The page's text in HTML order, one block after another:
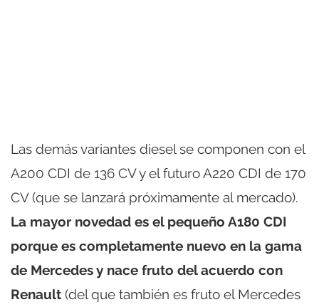
Las demás variantes diesel se componen con el
A200 CDI de 136 CV y el futuro A220 CDI de 170
CV (que se lanzará próximamente al mercado).
La mayor novedad es el pequeño A180 CDI
porque es completamente nuevo en la gama
de Mercedes y nace fruto del acuerdo con
Renault (del que también es fruto el Mercedes